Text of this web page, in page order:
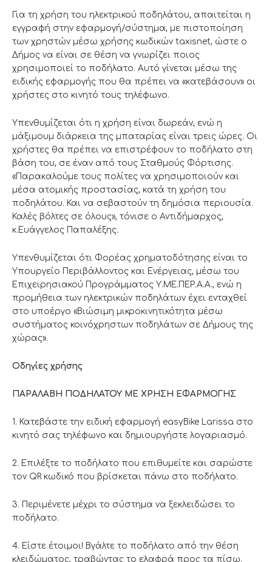
Για τη χρήση του ηλεκτρικού ποδηλάτου, απαιτείται η
εγγραφή στην εφαρμογή/σύστημα, με πιστοποίηση
των χρηστών μέσω χρήσης κωδικών taxisnet, ώστε ο
Δήμος να είναι σε θέση να γνωρίζει ποιος
χρησιμοποιεί το ποδήλατο. Αυτό γίνεται μέσω της
ειδικής εφαρμογής που θα πρέπει να «κατεβάσουν» οι
χρήστες στο κινητό τους τηλέφωνο.
Υπενθυμίζεται ότι η χρήση είναι δωρεάν, ενώ η
μάξιμουμ διάρκεια της μπαταρίας είναι τρεις ώρες. Οι
χρήστες θα πρέπει να επιστρέφουν το ποδήλατο στη
βάση του, σε έναν από τους Σταθμούς Φόρτισης.
«Παρακαλούμε τους πολίτες να χρησιμοποιούν και
μέσα ατομικής προστασίας, κατά τη χρήση του
ποδηλάτου. Και να σεβαστούν τη δημόσια περιουσία.
Καλές βόλτες σε όλους», τόνισε ο Αντιδήμαρχος,
κ.Ευάγγελος Παπαλέξης.
Υπενθυμίζεται ότι Φορέας χρηματοδότησης είναι το
Υπουργείο Περιβάλλοντος και Ενέργειας, μέσω του
Επιχειρησιακού Προγράμματος Υ.ΜΕ.ΠΕΡ.Α.Α., ενώ η
προμήθεια των ηλεκτρικών ποδηλάτων έχει ενταχθεί
στο υποέργο «Βιώσιμη μικροκινητικότητα μέσω
συστήματος κοινόχρηστων ποδηλάτων σε Δήμους της
χώρας».
Οδηγίες χρήσης
ΠΑΡΑΛΑΒΗ ΠΟΔΗΛΑΤΟΥ ΜΕ ΧΡΗΣΗ ΕΦΑΡΜΟΓΗΣ
1. Κατεβάστε την ειδική εφαρμογή easyBike Larissa στο
κινητό σας τηλέφωνο και δημιουργήστε λογαριασμό.
2. Επιλέξτε το ποδήλατο που επιθυμείτε και σαρώστε
τον QR κωδικό που βρίσκεται πάνω στο ποδήλατο.
3. Περιμένετε μέχρι το σύστημα να ξεκλειδώσει το
ποδήλατο.
4. Είστε έτοιμοι! Βγάλτε το ποδήλατο από την θέση
κλειδώματος, τραβώντας το ελαφρά προς τα πίσω.